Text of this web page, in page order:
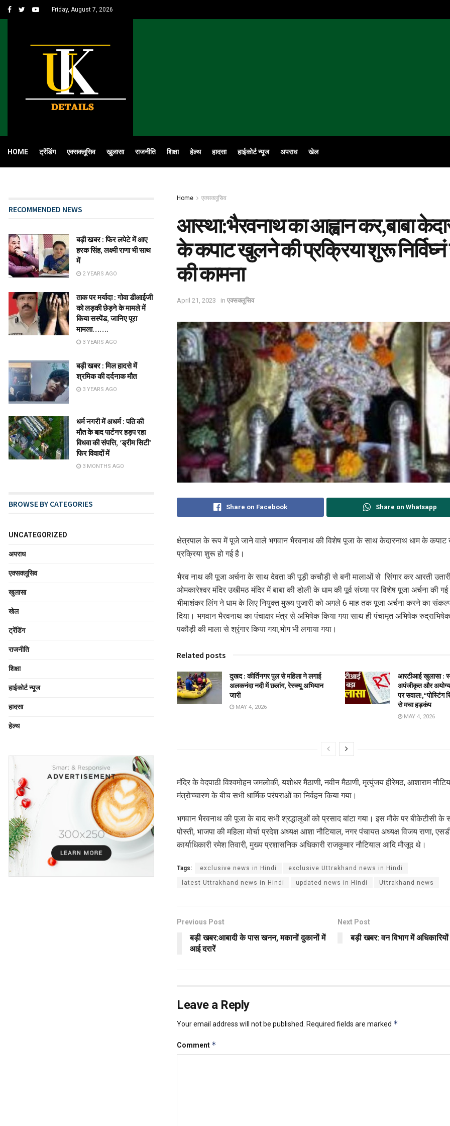
Friday, August 7, 2026
HOME ट्रेंडिंग एक्सक्लूसिव खुलासा राजनीति शिक्षा हेल्थ हादसा हाईकोर्ट न्यूज अपराध खेल
Home एक्सक्लूसिव
आस्था:भैरवनाथ का आह्वान कर,बाबा
के कपाट खुलने की प्रक्रिया शुरू निर्विघ्नं
की कामना
April 21, 2023 in एक्सक्लूसिव
Share on Facebook Share on Whatsapp
क्षेत्रपाल के रूप में पूजे जाने वाले भगवान भैरवनाथ की विशेष पूजा के साथ केदारनाथ धाम के
प्रक्रिया शुरू हो गई है।
भैरव नाथ की पूजा अर्चना के साथ देवता की पूड़ी कचौड़ी से बनी मालाओं से सिंगार कर आरती
ओमकारेश्वर मंदिर उखीमठ मंदिर में बाबा की डोली के धाम की पूर्व संध्या पर विशेष पूजा अर्चना की
भीमाशंकर लिंग ने धाम के लिए नियुक्त मुख्य पुजारी को अगले 6 माह तक पूजा अर्चना करने का
दिया। भगवान भैरवनाथ का पंचाक्षर मंत्र से अभिषेक किया गया साथ ही पंचामृत अभिषेक
पकौड़ी की माला से श्रृंगार किया गया,भोग भी लगाया गया।
Related posts
दुखद : कीर्तिनगर पुल से महिला ने लगाई
अलकनंदा नदी में छलांग, रेस्क्यू अभियान
जारी
MAY 4, 2026
आरटीआई खुलासा :
अपंजीकृत और अयोग्य
पर सवाल!,“पोस्टिंग
से मचा हड़कंप
MAY 4, 2026
मंदिर के वेदपाठी विश्वमोहन जमलोकी, यशोधर मैठाणी, नवीन मैठाणी, मृत्युंजय हीरेमठ, आशाराम
मंत्रोच्चारण के बीच सभी धार्मिक परंपराओं का निर्वहन किया गया।
भगवान भैरवनाथ की पूजा के बाद सभी श्रद्धालुओं को प्रसाद बांटा गया। इस मौके पर बीकेटीसी के
पोस्ती, भाजपा की महिला मोर्चा प्रदेश अध्यक्ष आशा नौटियाल, नगर पंचायत अध्यक्ष विजय राणा,
कार्याधिकारी रमेश तिवारी, मुख्य प्रशासनिक अधिकारी राजकुमार नौटियाल आदि मौजूद थे।
Tags: exclusive news in Hindi exclusive Uttrakhand news in Hindi
latest Uttrakhand news in Hindi updated news in Hindi Uttrakhand news
Previous Post
बड़ी खबर:आबादी के पास खनन, मकानों दुकानों में
आई दरारें
Next Post
बड़ी खबर: वन विभाग में
Leave a Reply
Your email address will not be published. Required fields are marked *
Comment *
RECOMMENDED NEWS
बड़ी खबर : फिर लपेटे में आए
हरक सिंह, लक्ष्मी राणा भी साथ
में
2 YEARS AGO
ताक पर मर्यादा : गोवा डीआईजी
को लड़की छेड़ने के मामले में
किया सस्पेंड, जानिए पूरा
मामला…….
3 YEARS AGO
बड़ी खबर : मिल हादसे में
श्रमिक की दर्दनाक मौत
3 YEARS AGO
धर्म नगरी में अधर्म : पति की
मौत के बाद पार्टनर हड़प रहा
विधवा की संपत्ति, ‘ड्रीम सिटी’
फिर विवादों में
3 MONTHS AGO
BROWSE BY CATEGORIES
UNCATEGORIZED
अपराध
एक्सक्लूसिव
खुलासा
खेल
ट्रेंडिंग
राजनीति
शिक्षा
हाईकोर्ट न्यूज
हादसा
हेल्थ